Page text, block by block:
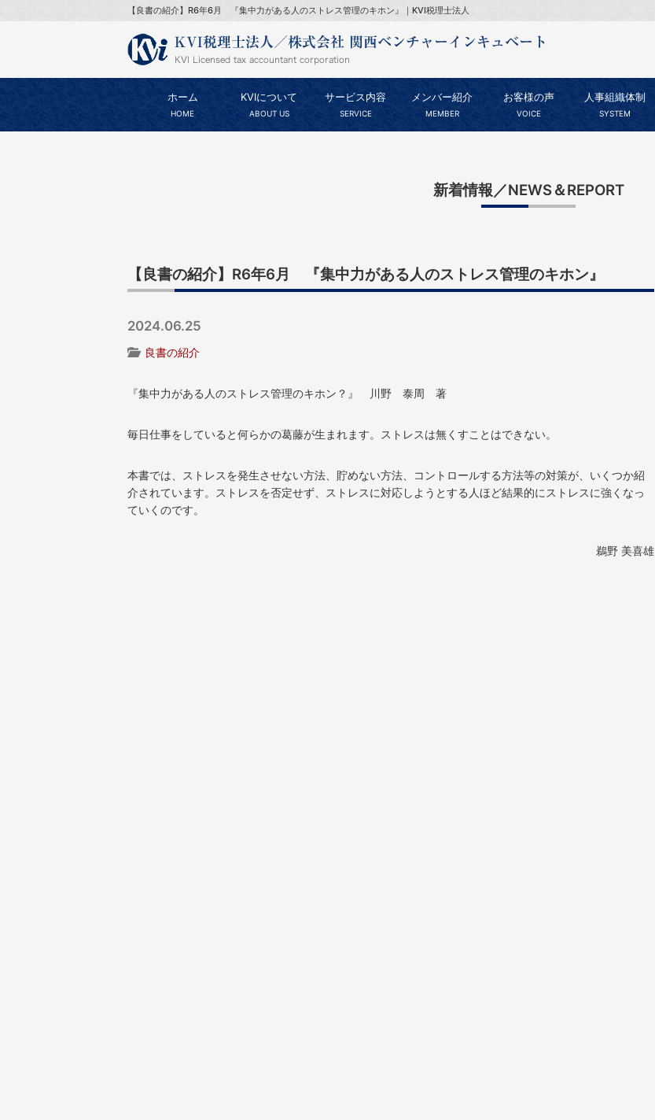
【良書の紹介】R6年6月 『集中力がある人のストレス管理のキホン』｜KVI税理士法人
ホーム
HOME
KVIについて
ABOUT US
サービス内容
SERVICE
メンバー紹介
MEMBER
お客様の声
VOICE
人事組織体制
SYSTEM
新着情報／NEWS＆REPORT
【良書の紹介】R6年6月 『集中力がある人のストレス管理のキホン』
2024.06.25
良書の紹介
『集中力がある人のストレス管理のキホン？』 川野 泰周 著
毎日仕事をしていると何らかの葛藤が生まれます。ストレスは無くすことはできない。
本書では、ストレスを発生させない方法、貯めない方法、コントロールする方法等の対策が、いくつか紹
介されています。ストレスを否定せず、ストレスに対応しようとする人ほど結果的にストレスに強くなっ
ていくのです。
鵜野 美喜雄